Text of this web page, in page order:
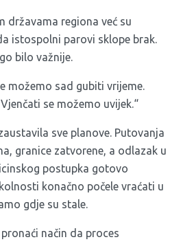
državama regiona već su
istospolni parovi sklope brak.
bilo važnije.
možemo sad gubiti vrijeme.
se možemo uvijek.“
sve planove. Putovanja
granice zatvorene, a odlazak u
postupka gotovo
konačno počele vraćati u
gdje su stale.
način da proces